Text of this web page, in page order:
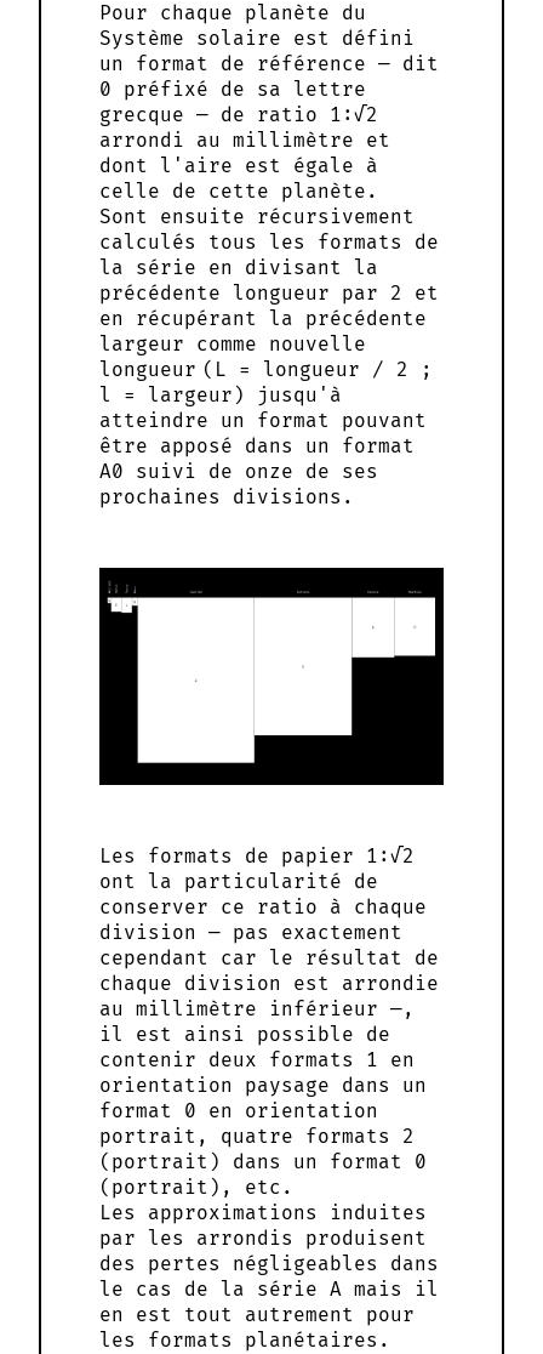
Pour chaque planète du
Système solaire est défini
un format de référence — dit
0 préfixé de sa lettre
grecque — de ratio 1:√2
arrondi au millimètre et
dont l'aire est égale à
celle de cette planète.
Sont ensuite récursivement
calculés tous les formats de
la série en divisant la
précédente longueur par 2 et
en récupérant la précédente
largeur comme nouvelle
longueur (L = longueur / 2 ;
l = largeur) jusqu'à
atteindre un format pouvant
être apposé dans un format
A0 suivi de onze de ses
prochaines divisions.
Les formats de papier 1:√2
ont la particularité de
conserver ce ratio à chaque
division — pas exactement
cependant car le résultat de
chaque division est arrondie
au millimètre inférieur —,
il est ainsi possible de
contenir deux formats 1 en
orientation paysage dans un
format 0 en orientation
portrait, quatre formats 2
(portrait) dans un format 0
(portrait), etc.
Les approximations induites
par les arrondis produisent
des pertes négligeables dans
le cas de la série A mais il
en est tout autrement pour
les formats planétaires.